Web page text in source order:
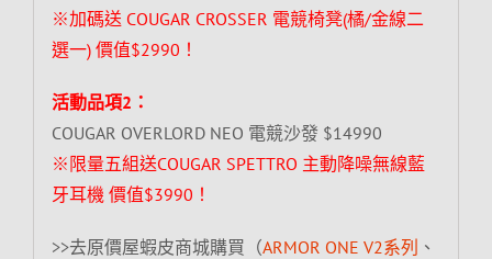
※加碼送 COUGAR CROSSER 電競椅凳(橘/金線二
選一) 價值$2990！
活動品項2：
COUGAR OVERLORD NEO 電競沙發 $14990
※限量五組送COUGAR SPETTRO 主動降噪無線藍
牙耳機 價值$3990！
>>去原價屋蝦皮商城購買（ARMOR ONE V2系列 、